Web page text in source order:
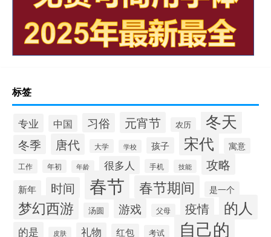
标签
专业 中国 习俗 元宵节 农历 冬天
冬季 唐代 大学 学校 孩子 宋代 寓意
工作 年初 年龄 很多人 手机 技能 攻略
新年 时间 春节 春节期间 是一个
梦幻西游 汤圆 游戏 父母 疫情 的人
的是 皮肤 礼物 红包 考试 自己的